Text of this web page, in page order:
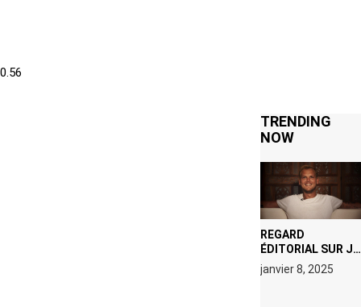
TRENDING
NOW
REGARD
ÉDITORIAL SUR JE
M’APPELLE TIM
(NETFLIX) : AVICII,
janvier 8, 2025